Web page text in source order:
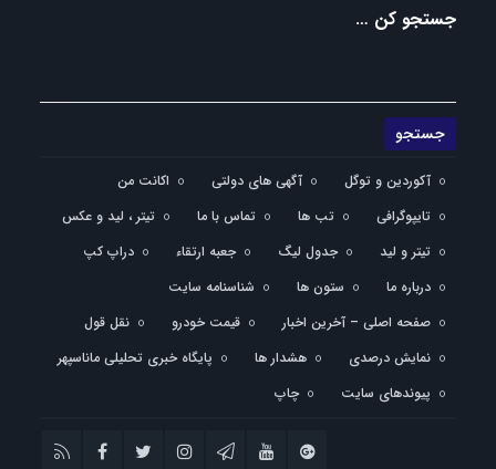
جستجو کن …
آکوردین و توگل آگهی های دولتی
اکانت من
تایپوگرافی
تب ها تماس با ما
تیتر ، لید و عکس
تیتر و لید
جدول لیگ جعبه ارتقاء
دراپ کپ
درباره ما
ستون ها
شناسنامه سایت
صفحه اصلی – آخرین اخبار
قیمت خودرو
نقل قول
نمایش درصدی
هشدار ها
پایگاه خبری تحلیلی ماناسپهر
پیوندهای سایت
چاپ